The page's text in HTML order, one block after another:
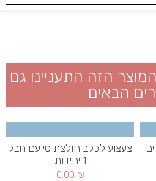
הזה התעניינו גם
הבאים
צעצוע לכלב חולצת טי עם חבל
1 יחידות
0.00 ₪